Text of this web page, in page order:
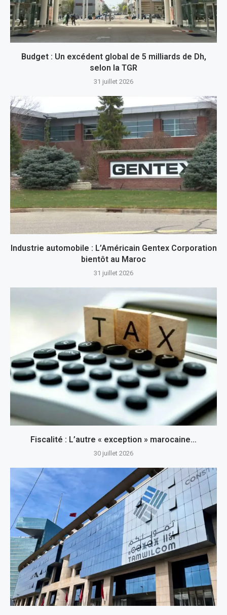
Budget : Un excédent global de 5 milliards de Dh,
selon la TGR
31 juillet 2026
Industrie automobile : L’Américain Gentex Corporation
bientôt au Maroc
31 juillet 2026
Fiscalité : L’autre « exception » marocaine…
30 juillet 2026